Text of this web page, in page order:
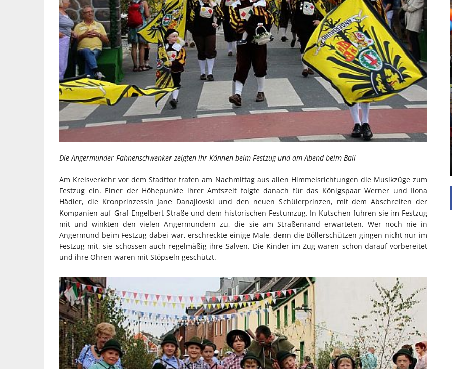
Die Angermunder Fahnenschwenker zeigten ihr Können beim Festzug und am Abend beim Ball
Am Kreisverkehr vor dem Stadttor trafen am Nachmittag aus allen Himmelsrichtungen die Musikzüge zum
Festzug ein. Einer der Höhepunkte ihrer Amtszeit folgte danach für das Königspaar Werner und Ilona
Hädler, die Kronprinzessin Jane Danajlovski und den neuen Schülerprinzen, mit dem Abschreiten der
Kompanien auf Graf-Engelbert-Straße und dem historischen Festumzug. In Kutschen fuhren sie im Festzug
mit und winkten den vielen Angermundern zu, die sie am Straßenrand erwarteten. Wer noch nie in
Angermund beim Festzug dabei war, erschreckte einige Male, denn die Böllerschützen gingen nicht nur im
Festzug mit, sie schossen auch regelmäßig ihre Salven. Die Kinder im Zug waren schon darauf vorbereitet
und ihre Ohren waren mit Stöpseln geschützt.
INDUSTRIELLER CHIC: WIE
KUNSTSTOFFFENSTER DEN
LOFT-STIL IN IHREM
EINFAMILIENHAUS
UNTERSTÜTZEN
Die Inspiration des industriellen Chics sind die
Werkshallen des Industriezeitalters. Die Basis für
diesen Stil sind große Räume, schlicht gehalten
Fensterflächen. Wie so vieles wurde ...